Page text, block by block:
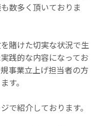
数多く頂いておりま
賭けた切実な状況で生
践的な内容になってお
事業立上げ担当者の方
す。
で紹介しております。